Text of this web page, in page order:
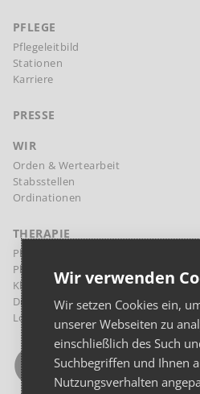
PFLEGE
Pflegeleitbild
Stationen
Karriere
PRESSE
WIR
Orden & Wertearbeit
Stabsstellen
Ordinationen
THERAPIE
Physikalische Therapie Margareten
Physikalische Therapie Landstraße
Klinische Psychologie und
Diaetologie
Logopädie
Wir verwenden
Wir setzen Cookies ein,
unserer Webseiten zu
einschließlich des Such
Suchbegriffen und Ihnen
Nutzungsverhalten